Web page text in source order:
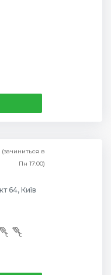
(зачиниться в
Пн 17:00)
Повіртрофлотский проспект 64, Київ